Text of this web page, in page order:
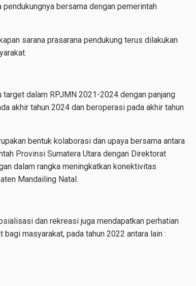
bersama dengan pemerintah
sarana prasarana pendukung terus dilakukan
dalam RPJMN 2021-2024 dengan panjang
akhir tahun 2024 dan beroperasi pada akhir tahun
bentuk kolaborasi dan upaya bersama antara
Provinsi Sumatera Utara dengan Direktorat
dalam rangka meningkatkan konektivitas
Mandailing Natal.
dan rekreasi juga mendapatkan perhatian
masyarakat, pada tahun 2022 antara lain :